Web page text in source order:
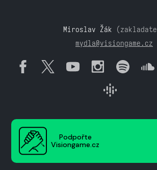
Miroslav Žák
mydla@visiongame.cz
Podpořte
Visiongame.cz